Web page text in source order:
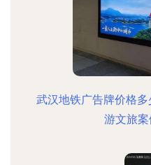
武汉地铁广告牌价格
游文旅案